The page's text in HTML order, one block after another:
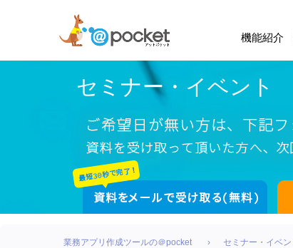
機能紹介
セミナー・イベント
業務アプリ作成ツールの＠pocket セミナー・イベン